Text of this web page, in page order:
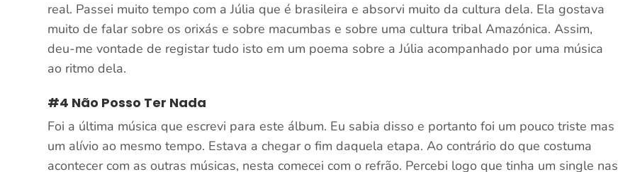
real. Passei muito tempo com a Júlia que é brasileira e absorvi muito da cultura dela. Ela gostava
muito de falar sobre os orixás e sobre macumbas e sobre uma cultura tribal Amazónica. Assim,
deu-me vontade de registar tudo isto em um poema sobre a Júlia acompanhado por uma música
ao ritmo dela.
#4 Não Posso Ter Nada
Foi a última música que escrevi para este álbum. Eu sabia disso e portanto foi um pouco triste mas
um alívio ao mesmo tempo. Estava a chegar o fim daquela etapa. Ao contrário do que costuma
acontecer com as outras músicas, nesta comecei com o refrão. Percebi logo que tinha um single nas